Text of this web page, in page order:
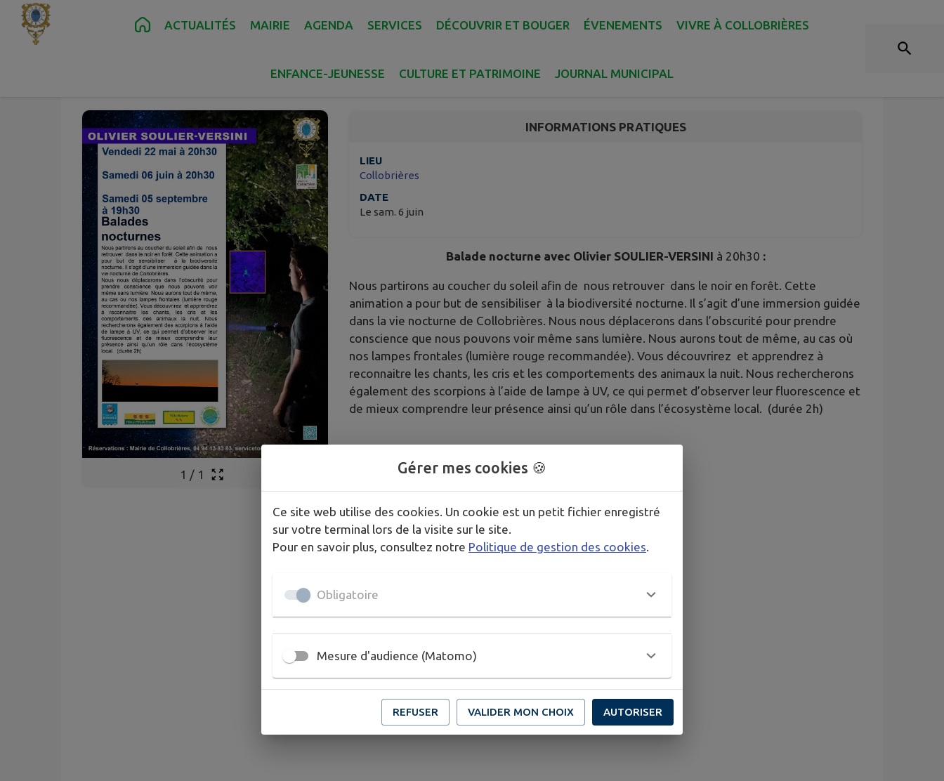
Contenu Recherche Pied de page
ACTUALITÉS MAIRIE AGENDA SERVICES DÉCOUVRIR ET BOUGER ÉVENEMENTS VIVRE À COLLOBRIÈRES
ENFANCE-JEUNESSE CULTURE ET PATRIMOINE JOURNAL MUNICIPAL
1 / 1
INFORMATIONS PRATIQUES
LIEU
Collobrières
DATE
Le sam. 6 juin
Balade nocturne avec Olivier SOULIER-VERSINI à 20h30 :
Nous partirons au coucher du soleil afin de nous retrouver dans le noir en forêt. Cette
animation a pour but de sensibiliser à la biodiversité nocturne. Il s’agit d’une immersion guidée
dans la vie nocturne de Collobrières. Nous nous déplacerons dans l’obscurité pour prendre
conscience que nous pouvons voir même sans lumière. Nous aurons tout de même, au cas où
nos lampes frontales (lumière rouge recommandée). Vous découvrirez et apprendrez à
reconnaitre les chants, les cris et les comportements des animaux la nuit. Nous rechercherons
également des scorpions à l’aide de lampe à UV, ce qui permet d’observer leur fluorescence et
de mieux comprendre leur présence ainsi qu’un rôle dans l’écosystème local. (durée 2h)
Gérer mes cookies 🍪
Ce site web utilise des cookies. Un cookie est un petit fichier enregistré
sur votre terminal lors de la visite sur le site.
Pour en savoir plus, consultez notre Politique de gestion des cookies
Obligatoire
Mesure d'audience (Matomo)
REFUSER VALIDER MON CHOIX AUTORISER